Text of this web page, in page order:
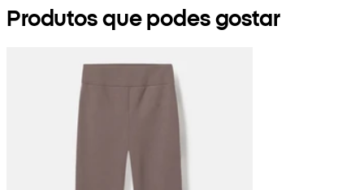
Produtos que podes gostar